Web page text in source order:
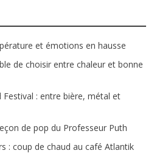
et émotions en hausse
de choisir entre chaleur et bonne
: entre bière, métal et
de pop du Professeur Puth
: coup de chaud au café Atlantik